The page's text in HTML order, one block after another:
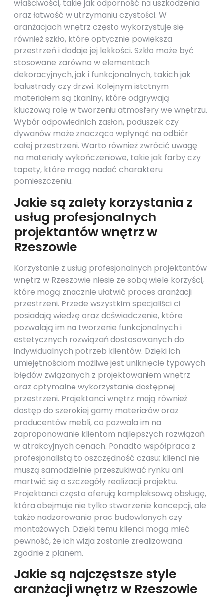
właściwości, takie jak odporność na uszkodzenia
oraz łatwość w utrzymaniu czystości. W
aranżacjach wnętrz często wykorzystuje się
również szkło, które optycznie powiększa
przestrzeń i dodaje jej lekkości. Szkło może być
stosowane zarówno w elementach
dekoracyjnych, jak i funkcjonalnych, takich jak
balustrady czy drzwi. Kolejnym istotnym
materiałem są tkaniny, które odgrywają
kluczową rolę w tworzeniu atmosfery we wnętrzu.
Wybór odpowiednich zasłon, poduszek czy
dywanów może znacząco wpłynąć na odbiór
całej przestrzeni. Warto również zwrócić uwagę
na materiały wykończeniowe, takie jak farby czy
tapety, które mogą nadać charakteru
pomieszczeniu.
Jakie są zalety korzystania z
usług profesjonalnych
projektantów wnętrz w
Rzeszowie
Korzystanie z usług profesjonalnych projektantów
wnętrz w Rzeszowie niesie ze sobą wiele korzyści,
które mogą znacznie ułatwić proces aranżacji
przestrzeni. Przede wszystkim specjaliści ci
posiadają wiedzę oraz doświadczenie, które
pozwalają im na tworzenie funkcjonalnych i
estetycznych rozwiązań dostosowanych do
indywidualnych potrzeb klientów. Dzięki ich
umiejętnościom możliwe jest uniknięcie typowych
błędów związanych z projektowaniem wnętrz
oraz optymalne wykorzystanie dostępnej
przestrzeni. Projektanci wnętrz mają również
dostęp do szerokiej gamy materiałów oraz
producentów mebli, co pozwala im na
zaproponowanie klientom najlepszych rozwiązań
w atrakcyjnych cenach. Ponadto współpraca z
profesjonalistą to oszczędność czasu; klienci nie
muszą samodzielnie przeszukiwać rynku ani
martwić się o szczegóły realizacji projektu.
Projektanci często oferują kompleksową obsługę,
która obejmuje nie tylko stworzenie koncepcji, ale
także nadzorowanie prac budowlanych czy
montażowych. Dzięki temu klienci mogą mieć
pewność, że ich wizja zostanie zrealizowana
zgodnie z planem.
Jakie są najczęstsze style
aranżacji wnętrz w Rzeszowie